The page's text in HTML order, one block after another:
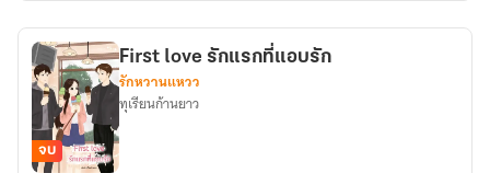
จบ
First love รักแรกที่แอบรัก
รักหวานแหวว
ทุเรียนก้านยาว